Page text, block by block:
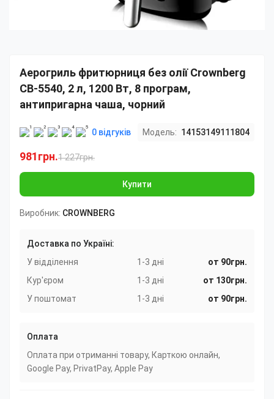
Аерогриль фритюрниця без олії Crownberg
CB-5540, 2 л, 1200 Вт, 8 програм,
антипригарна чаша, чорний
0 відгуків Модель: 14153149111804
981грн.1 227грн.
Купити
Виробник: CROWNBERG
Доставка по Україні:
У відділення
1-3 дні
от 90грн.
Кур'єром
1-3 дні
от 130грн.
У поштомат
1-3 дні от 90грн.
Оплата
Оплата при отриманні товару, Карткою онлайн,
Google Pay, PrivatPay, Apple Pay